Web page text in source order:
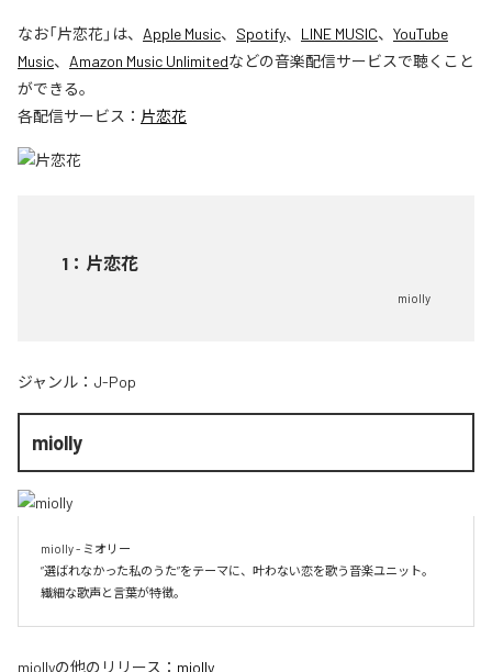
なお「片恋花」は、 Apple Music、 Spotify、 LINE MUSIC、 YouTube
Music、 Amazon Music Unlimitedなどの音楽配信サービスで聴くこと
ができる。
各配信サービス： 片恋花
1 ： 片恋花
miolly
ジャンル： J-Pop
miolly
miolly - ミオリー
”選ばれなかった私のうた”をテーマに、叶わない恋を歌う音楽ユニット。
miollyの他のリリース： miolly